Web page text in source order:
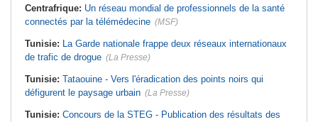
Centrafrique: Un réseau mondial de professionnels de la santé
connectés par la télémédecine (MSF)
Tunisie: La Garde nationale frappe deux réseaux internationaux
de trafic de drogue (La Presse)
Tunisie: Tataouine - Vers l'éradication des points noirs qui
défigurent le paysage urbain (La Presse)
Tunisie: Concours de la STEG - Publication des résultats des